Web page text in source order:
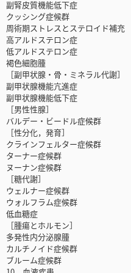
副腎皮質機能低下症
クッシング症候群
周術期ストレスとステロイド補充
高アルドステロン症
低アルドステロン症
褐色細胞腫
［副甲状腺・骨・ミネラル代謝］
副甲状腺機能亢進症
副甲状腺機能低下症
［男性性腺］
バルデー・ビードル症候群
［性分化，発育］
クラインフェルター症候群
ターナー症候群
ヌーナン症候群
［糖代謝］
ウェルナー症候群
ウォルフラム症候群
低血糖症
［腫瘍とホルモン］
多発性内分泌腺腫
カルチノイド症候群
ブルーム症候群